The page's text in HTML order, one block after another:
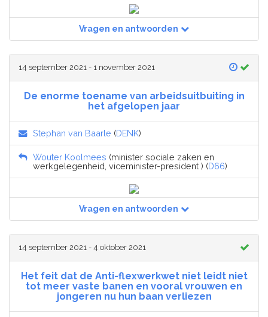
Vragen en antwoorden
14 september 2021 - 1 november 2021
De enorme toename van arbeidsuitbuiting in
het afgelopen jaar
Stephan van Baarle (DENK)
Wouter Koolmees (minister sociale zaken en
werkgelegenheid, viceminister-president ) (D66)
Vragen en antwoorden
14 september 2021 - 4 oktober 2021
Het feit dat de Anti-flexwerkwet niet leidt niet
tot meer vaste banen en vooral vrouwen en
jongeren nu hun baan verliezen